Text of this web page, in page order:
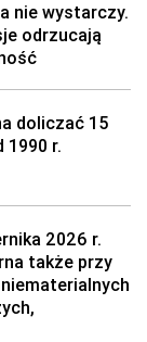
nie wystarczy.
odrzucają
doliczać 15
1990 r.
2026 r.
także przy